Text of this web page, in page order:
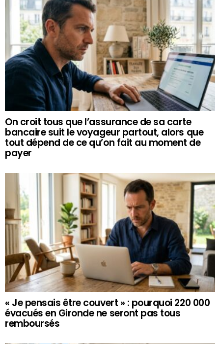
On croit tous que l’assurance de sa carte
bancaire suit le voyageur partout, alors que
tout dépend de ce qu’on fait au moment de
payer
« Je pensais être couvert » : pourquoi 220 000
évacués en Gironde ne seront pas tous
remboursés